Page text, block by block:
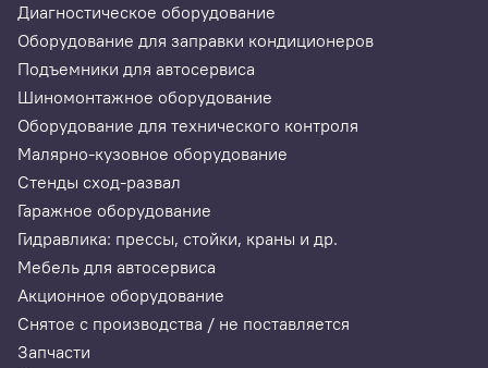
Cпецификация
Диапазон измерений массовой
концентрации паров этанола в выдыхаемом
воздухе
Диапазон показаний
Пределы допускаемой абсолютной
абсолютной погрешности в диапазоне 0-
0,200 мг/л
Диагностическое оборудование
Оборудование для заправки кондиционеров
Подъемники для автосервиса
Шиномонтажное оборудование
Оборудование для технического контроля
Малярно-кузовное оборудование
Стенды сход-развал
Гаражное оборудование
Гидравлика: прессы, стойки, краны и др.
Мебель для автосервиса
Акционное оборудование
Снятое с производства / не поставляется
Запчасти